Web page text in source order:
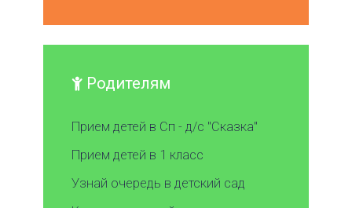
Родителям
Прием детей в Сп - д/с "Сказка"
Прием детей в 1 класс
Узнай очередь в детский сад